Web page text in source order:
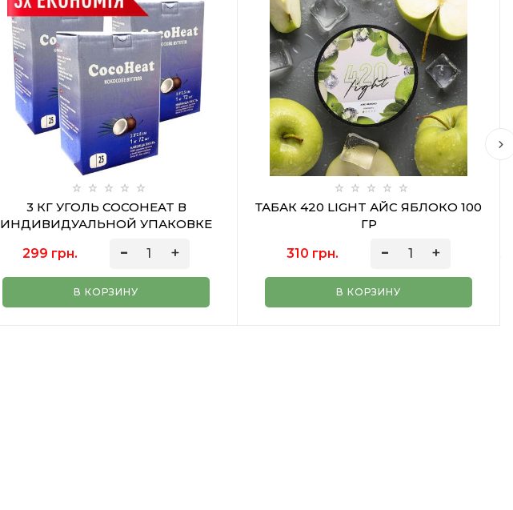
3 КГ УГОЛЬ COCOHEAT В
ИНДИВИДУАЛЬНОЙ УПАКОВКЕ
299 грн.
В КОРЗИНУ
ТАБАК 420 LIGHT АЙС ЯБЛОКО 100
ГР
310 грн.
В КОРЗИНУ